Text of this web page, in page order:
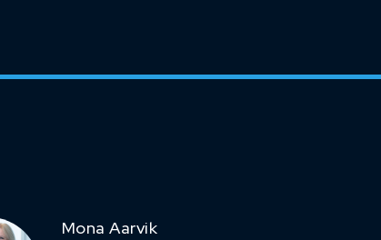
Mona Aarvik